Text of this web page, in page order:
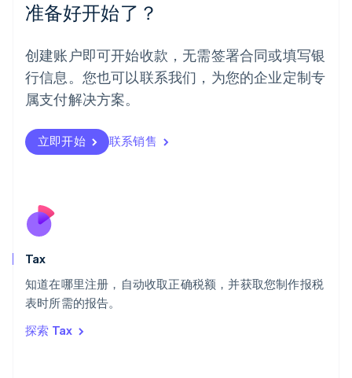
准备好开始了？
创建账户即可开始收款，无需签署合同或填写银
行信息。您也可以联系我们，为您的企业定制专
属支付解决方案。
立即开始 联系销售
Tax
知道在哪里注册，自动收取正确税额，并获取您制作报税
表时所需的报告。
探索 Tax
EspañolEnglish
English
葡萄牙
PortuguêsEnglish
日本
瑞典
Svenska English
瑞士
English
斯洛伐克
泰国
ไทยEnglish
English